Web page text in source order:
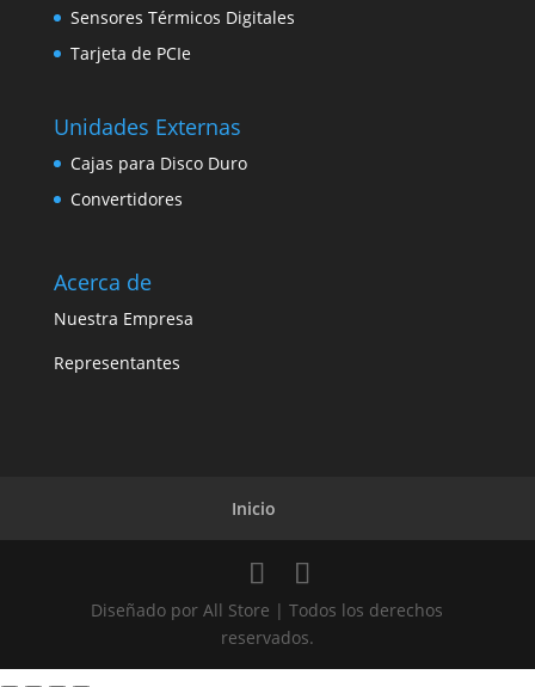
Sensores Térmicos Digitales
Tarjeta de PCIe
Unidades Externas
Cajas para Disco Duro
Convertidores
Acerca de
Nuestra Empresa
Representantes
Inicio
Diseñado por All Store | Todos los derechos
reservados.